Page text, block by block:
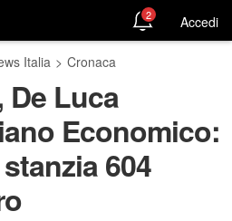
2 Accedi
Italia > Cronaca
Luca
Economico:
604